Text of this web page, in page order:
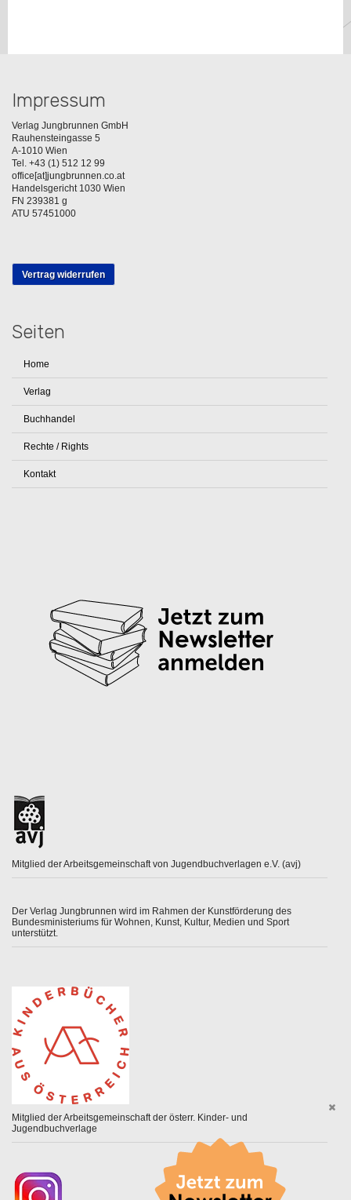
Impressum
Verlag Jungbrunnen GmbH
Rauhensteingasse 5
A-1010 Wien
Tel. +43 (1) 512 12 99
office[at]jungbrunnen.co.at
Handelsgericht 1030 Wien
FN 239381 g
ATU 57451000
Vertrag widerrufen
Seiten
Home
Verlag
Buchhandel
Rechte / Rights
Kontakt
Mitglied der Arbeitsgemeinschaft von Jugendbuchverlagen e.V. (avj)
Der Verlag Jungbrunnen wird im Rahmen der Kunstförderung des
Bundesministeriums für Wohnen, Kunst, Kultur, Medien und Sport
unterstützt.
Mitglied der Arbeitsgemeinschaft der österr. Kinder- und
Jugendbuchverlage